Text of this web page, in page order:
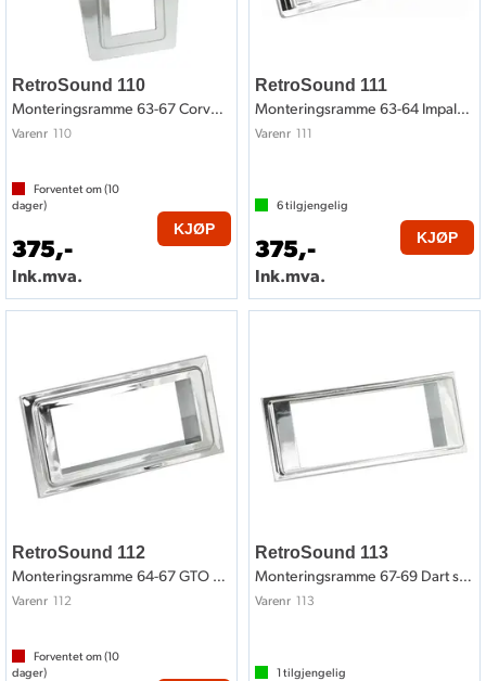
RetroSound 110
Monteringsramme 63-67 Corvette style
Varenr 110
Forventet om (10
dager)
375,-
Ink.mva.
KJØP
RetroSound 111
Monteringsramme 63-64 Impala style
Varenr 111
6tilgjengelig
375,-
Ink.mva.
KJØP
RetroSound 112
Monteringsramme 64-67 GTO style
Varenr 112
Forventet om (10
dager)
RetroSound 113
Monteringsramme 67-69 Dart style
Varenr 113
1 tilgjengelig